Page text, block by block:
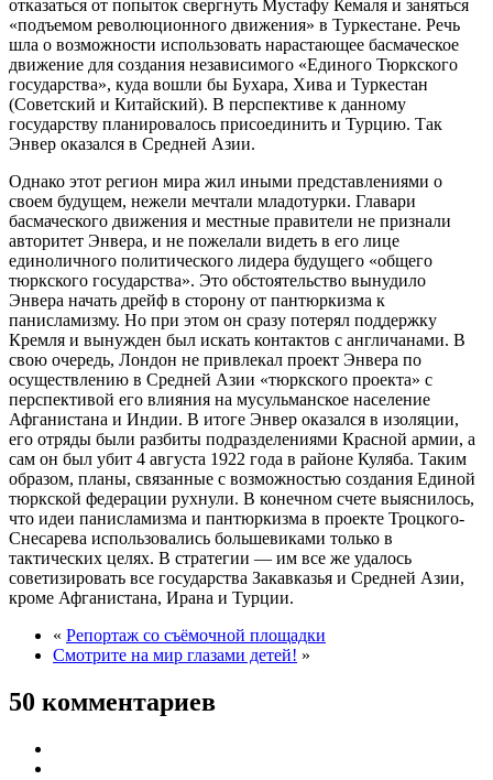
отказаться от попыток свергнуть Мустафу Кемаля и заняться
«подъемом революционного движения» в Туркестане. Речь
шла о возможности использовать нарастающее басмаческое
движение для создания независимого «Единого Тюркского
государства», куда вошли бы Бухара, Хива и Туркестан
(Советский и Китайский). В перспективе к данному
государству планировалось присоединить и Турцию. Так
Энвер оказался в Средней Азии.
Однако этот регион мира жил иными представлениями о
своем будущем, нежели мечтали младотурки. Главари
басмаческого движения и местные правители не признали
авторитет Энвера, и не пожелали видеть в его лице
единоличного политического лидера будущего «общего
тюркского государства». Это обстоятельство вынудило
Энвера начать дрейф в сторону от пантюркизма к
панисламизму. Но при этом он сразу потерял поддержку
Кремля и вынужден был искать контактов с англичанами. В
свою очередь, Лондон не привлекал проект Энвера по
осуществлению в Средней Азии «тюркского проекта» с
перспективой его влияния на мусульманское население
Афганистана и Индии. В итоге Энвер оказался в изоляции,
его отряды были разбиты подразделениями Красной армии, а
сам он был убит 4 августа 1922 года в районе Куляба. Таким
образом, планы, связанные с возможностью создания Единой
тюркской федерации рухнули. В конечном счете выяснилось,
что идеи панисламизма и пантюркизма в проекте Троцкого-
Снесарева использовались большевиками только в
тактических целях. В стратегии — им все же удалось
советизировать все государства Закавказья и Средней Азии,
кроме Афганистана, Ирана и Турции.
« Репортаж со съёмочной площадки
Смотрите на мир глазами детей! »
50 комментариев